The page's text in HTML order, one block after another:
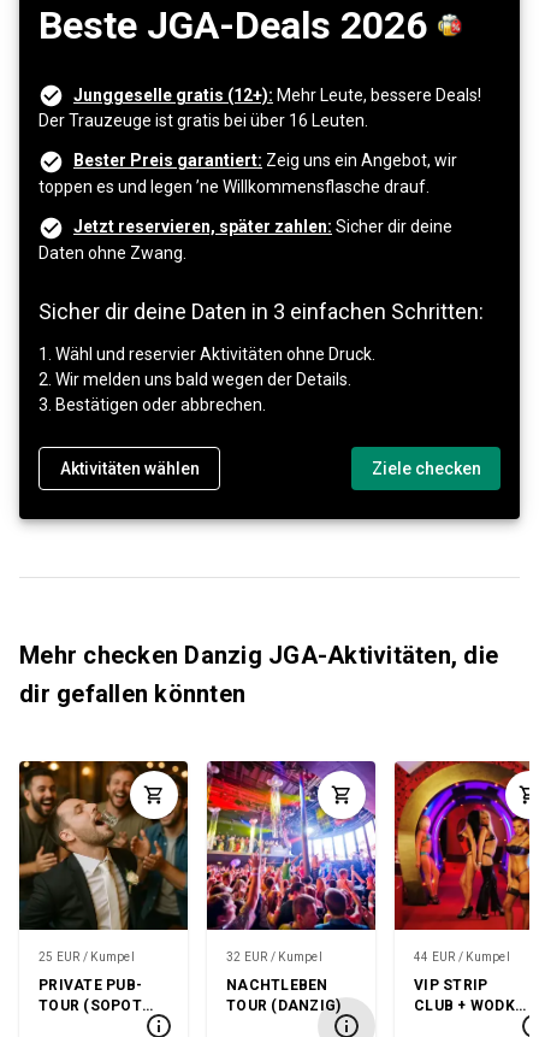
Beste JGA-Deals 2026
Junggeselle gratis (12+): Mehr Leute, bessere Deals!
Der Trauzeuge ist gratis bei über 16 Leuten.
Bester Preis garantiert: Zeig uns ein Angebot, wir
toppen es und legen ’ne Willkommensflasche drauf.
Jetzt reservieren, später zahlen: Sicher dir deine
Daten ohne Zwang.
Sicher dir deine Daten in 3 einfachen Schritten:
1. Wähl und reservier Aktivitäten ohne Druck.
2. Wir melden uns bald wegen der Details.
3. Bestätigen oder abbrechen.
Aktivitäten wählen Ziele checken
Mehr checken Danzig JGA-Aktivitäten, die
dir gefallen könnten
25 EUR / Kumpel
PRIVATE PUB-
TOUR (SOPOT
ODER GDANSK)
32 EUR / Kumpel
NACHTLEBEN
TOUR (DANZIG)
44 EUR / Kumpel
VIP STRIP
CLUB + WODKA